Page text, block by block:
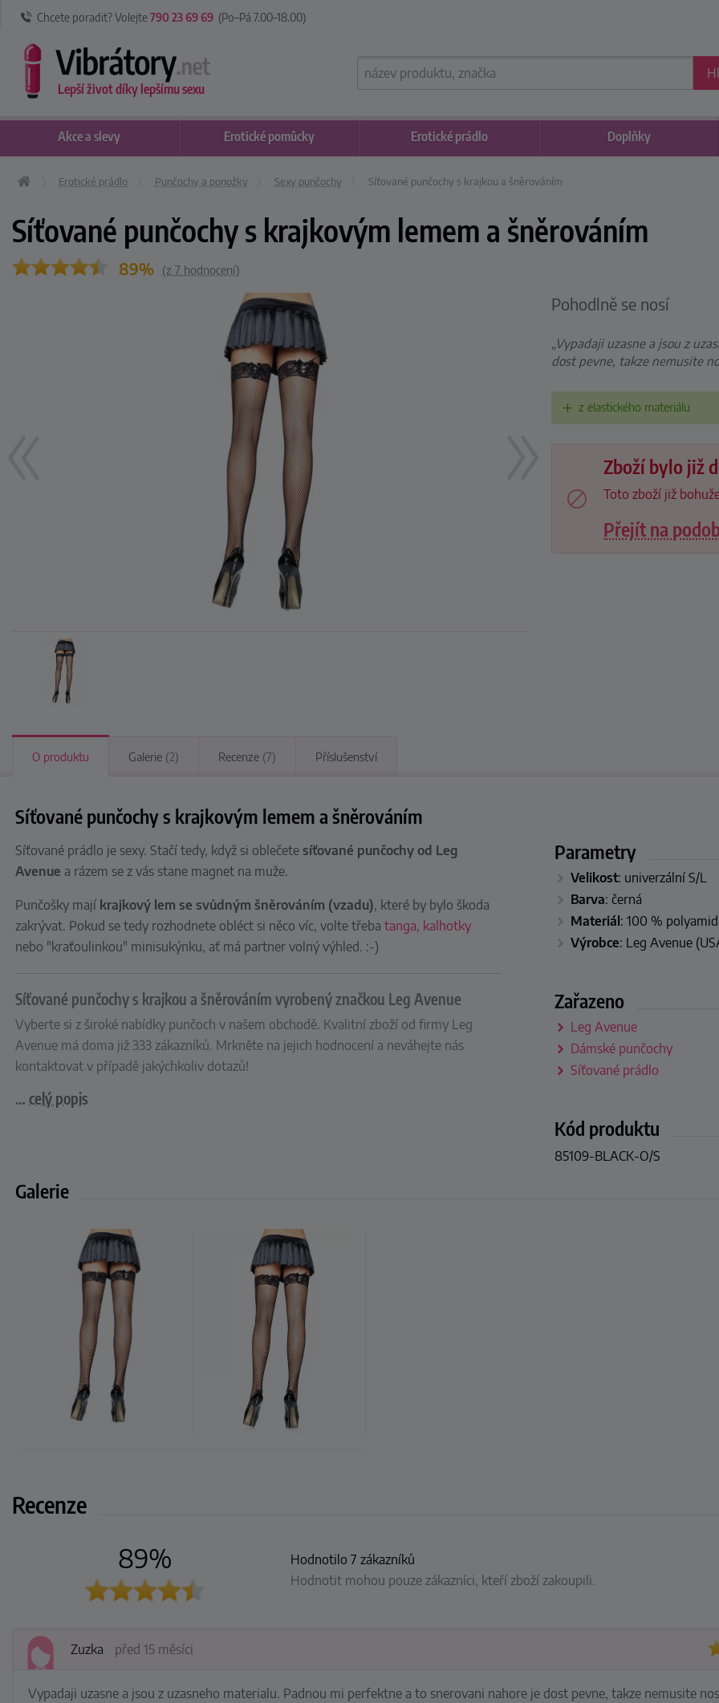
Chcete poradit? Volejte790 23 69 69 (Po–Pá 7.00–18.00)
Lepší život díky lepšímu sexu
Erotické prádlo Punčochy a ponožky Sexy punčochy Síťované punčochy s krajkou a šněrováním
Síťované punčochy s krajkovým lemem a šněrováním
89% (z 7 hodnocení)
Pohodlně se nosí
„Vypadaji uzasne a jsou z
dost pevne, takze nemusite
z elastického materiálu
Zboží bylo již
Toto zboží již
Přejít na
O produktu Galerie (2) Recenze (7) Příslušenství
Síťované punčochy s krajkovým lemem a šněrováním
Síťované prádlo je sexy. Stačí tedy, když si oblečetesíťované punčochy od Leg
Avenue a rázem se z vás stane magnet na muže.
Punčošky mají krajkový lem se svůdným šněrováním (vzadu), které by bylo škoda
zakrývat. Pokud se tedy rozhodnete obléct si něco víc, volte třebatanga, kalhotky
nebo "kraťoulinkou" minisukýnku, ať má partner volný výhled. :-)
Síťované punčochy s krajkou a šněrováním vyrobený značkou Leg Avenue
Vyberte si z široké nabídky punčoch v našem obchodě. Kvalitní zboží od firmy Leg
Avenue má doma již 333 zákazníků. Mrkněte na jejich hodnocení a neváhejte nás
kontaktovat v případě jakýchkoliv dotazů!
…celý popis
Parametry
Velikost: univerzální S/L
Barva: černá
Materiál: 100 % polyamid
Výrobce: Leg Avenue
Zařazeno
Leg Avenue
Dámské punčochy
Síťované prádlo
Kód produktu
85109-BLACK-O/S
Galerie
Recenze
89%
Hodnotilo 7 zákazníků
Hodnotit mohou pouze zákazníci, kteří zboží zakoupili.
Zuzka před 15 měsíci
Vypadaji uzasne a jsou z uzasneho materialu. Padnou mi perfektne a to snerovani nahore je dost pevne, takze nemusite
Akcea slevy Doplňky
Erotické pomůcky Erotické prádlo